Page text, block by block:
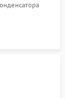
осушителя и
засоров.